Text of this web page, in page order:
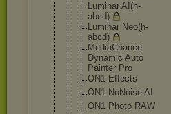
Luminar AI(h-
abcd)
Luminar Neo(h-
abcd)
MediaChance
Dynamic Auto
Painter Pro
ON1 Effects
ON1 NoNoise AI
ON1 Photo RAW